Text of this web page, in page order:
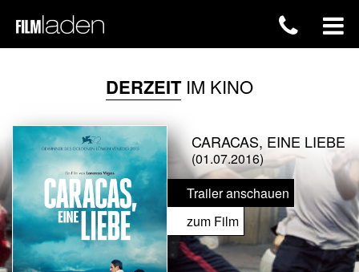
DERZEITIM KINO
CARACAS, EINE LIEBE
(01.07.2016)
Trailer anschauen
zum Film